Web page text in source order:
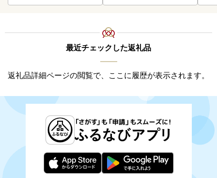
最近チェックした返礼品
返礼品詳細ページの閲覧で、ここに履歴が表示されます。